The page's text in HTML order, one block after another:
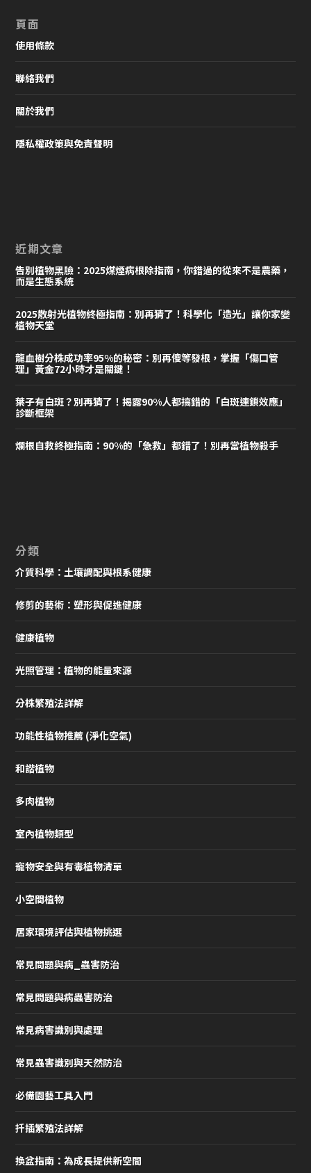
頁面
使用條款
聯絡我們
關於我們
隱私權政策與免責聲明
近期文章
告別植物黑臉：2025煤煙病根除指南，你錯過的從來不是農藥，
而是生態系統
2025散射光植物終極指南：別再猜了！科學化「造光」讓你家變
植物天堂
龍血樹分株成功率95%的秘密：別再傻等發根，掌握「傷口管
理」黃金72小時才是關鍵！
葉子有白斑？別再猜了！揭露90%人都搞錯的「白斑連鎖效應」
診斷框架
爛根自救終極指南：90%的「急救」都錯了！別再當植物殺手
分類
介質科學：土壤調配與根系健康
修剪的藝術：塑形與促進健康
健康植物
光照管理：植物的能量來源
分株繁殖法詳解
功能性植物推薦 (淨化空氣)
和諧植物
多肉植物
室內植物類型
寵物安全與有毒植物清單
小空間植物
居家環境評估與植物挑選
常見問題與病_蟲害防治
常見問題與病蟲害防治
常見病害識別與處理
常見蟲害識別與天然防治
必備園藝工具入門
扦插繁殖法詳解
換盆指南：為成長提供新空間